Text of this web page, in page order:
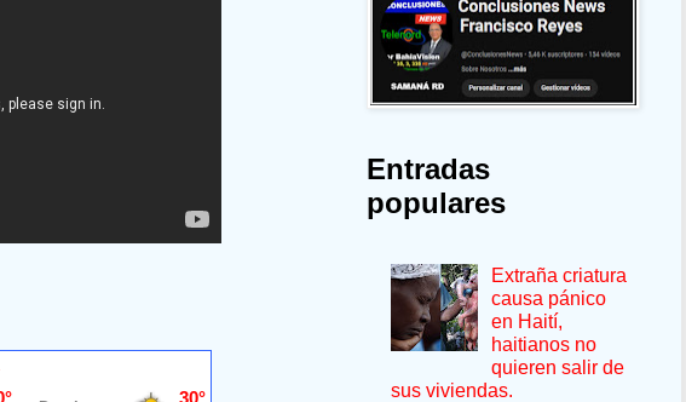
Entradas
populares
Extraña criatura
causa pánico
en Haití,
haitianos no
quieren salir de
sus viviendas.